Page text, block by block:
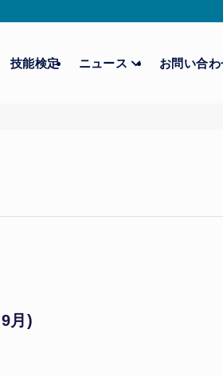
技能検定 ニュース お問い合
月)